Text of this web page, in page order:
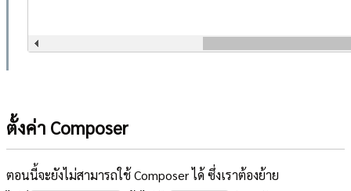
ตั้งค่า Composer
ตอนนี้จะยังไม่สามารถใช้ Composer ได้ ซึ่งเราต้องย้าย